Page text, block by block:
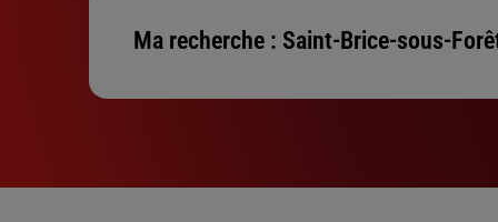
Ma recherche : Saint-Brice-sous-